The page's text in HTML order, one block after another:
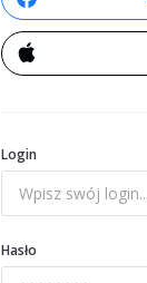
Login
Hasło